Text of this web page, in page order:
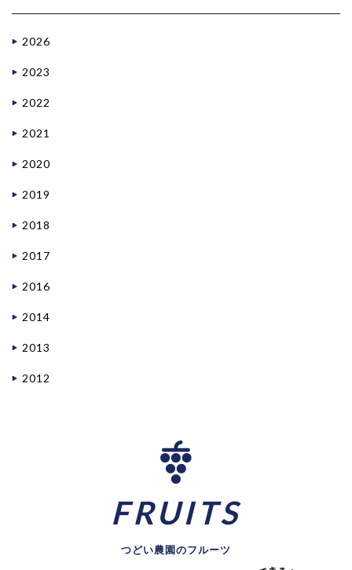
2026
2023
2022
2021
2020
2019
2018
2017
2016
2014
2013
2012
FRUITS
つどい農園のフルーツ